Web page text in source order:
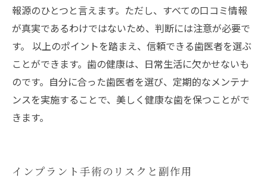
報源のひとつと言えます。ただし、すべての口コミ情報
が真実であるわけではないため、判断には注意が必要で
す。 以上のポイントを踏まえ、信頼できる歯医者を選ぶ
ことができます。歯の健康は、日常生活に欠かせないも
のです。自分に合った歯医者を選び、定期的なメンテナ
ンスを実施することで、美しく健康な歯を保つことがで
きます。
インプラント手術のリスクと副作用